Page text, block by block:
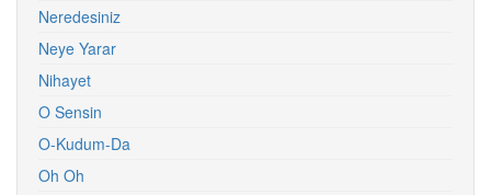
Neredesiniz
Neye Yarar
Nihayet
O Sensin
O-Kudum-Da
Oh Oh